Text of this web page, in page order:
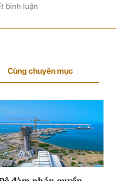
bình luận
Cùng chuyên mục